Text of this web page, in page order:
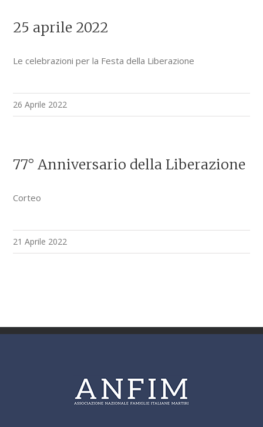
25 aprile 2022
Le celebrazioni per la Festa della Liberazione
26 Aprile 2022
77° Anniversario della Liberazione
Corteo
21 Aprile 2022